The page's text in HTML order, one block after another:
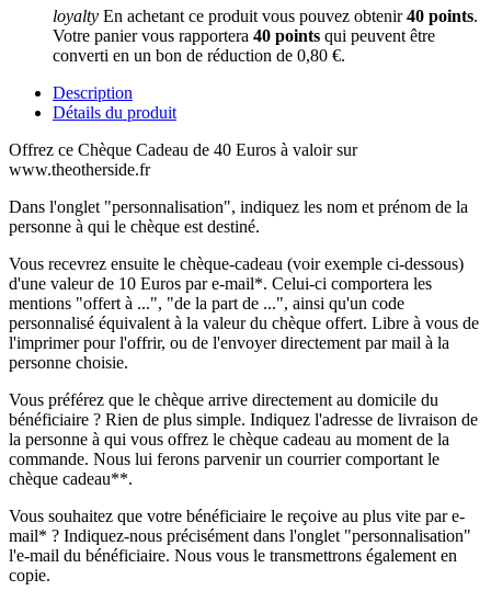
loyalty En achetant ce produit vous pouvez obtenir40 points.
Votre panier vous rapportera 40 points qui peuvent être
converti en un bon de réduction de 0,80 €.
Description
Détails du produit
Offrez ce Chèque Cadeau de 40 Euros à valoir sur
www.theotherside.fr
Dans l'onglet "personnalisation", indiquez les nom et prénom de la
personne à qui le chèque est destiné.
Vous recevrez ensuite le chèque-cadeau (voir exemple ci-dessous)
d'une valeur de 10 Euros par e-mail*. Celui-ci comportera les
mentions "offert à ...", "de la part de ...", ainsi qu'un code
personnalisé équivalent à la valeur du chèque offert. Libre à vous de
l'imprimer pour l'offrir, ou de l'envoyer directement par mail à la
personne choisie.
Vous préférez que le chèque arrive directement au domicile du
bénéficiaire ? Rien de plus simple. Indiquez l'adresse de livraison de
la personne à qui vous offrez le chèque cadeau au moment de la
commande. Nous lui ferons parvenir un courrier comportant le
chèque cadeau**.
Vous souhaitez que votre bénéficiaire le reçoive au plus vite par e-
mail* ? Indiquez-nous précisément dans l'onglet "personnalisation"
l'e-mail du bénéficiaire. Nous vous le transmettrons également en
copie.